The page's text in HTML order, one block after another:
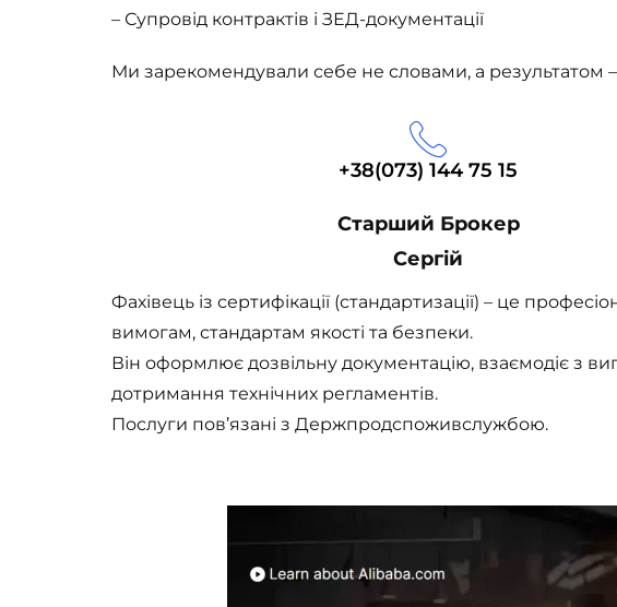
– Супровід контрактів і ЗЕД-документації
Ми зарекомендували себе не словами, а результатом
+38(073) 144 75 15
Старший Брокер
Сергій
Фахівець із сертифікації (стандартизації) – це
вимогам, стандартам якості та безпеки.
Він оформлює дозвільну документацію, взаємодіє з
дотримання технічних регламентів.
Послуги пов’язані з Держпродспоживслужбою.